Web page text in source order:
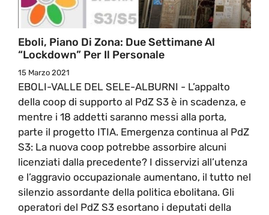
Eboli, Piano Di Zona: Due Settimane Al
“Lockdown” Per Il Personale
15 Marzo 2021
EBOLI-VALLE DEL SELE-ALBURNI - L’appalto
della coop di supporto al PdZ S3 è in scadenza, e
mentre i 18 addetti saranno messi alla porta,
parte il progetto ITIA. Emergenza continua al PdZ
S3: La nuova coop potrebbe assorbire alcuni
licenziati dalla precedente? I disservizi all’utenza
e l’aggravio occupazionale aumentano, il tutto nel
silenzio assordante della politica ebolitana. Gli
operatori del PdZ S3 esortano i deputati della